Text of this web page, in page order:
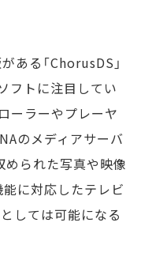
ある「ChorusDS」
フトに注目してい
ーラーやプレーヤ
のメディアサーバ
められた写真や映像
に対応したテレビ
しては可能になる